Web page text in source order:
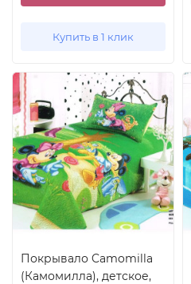
Купить в 1 клик
Покрывало Camomilla
(Камомилла), детское,